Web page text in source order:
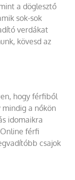
a döglesztő
sok-sok
verdákat
kövesd az
hogy férfiből
a nőkön
idomaikra
férfi
csajok